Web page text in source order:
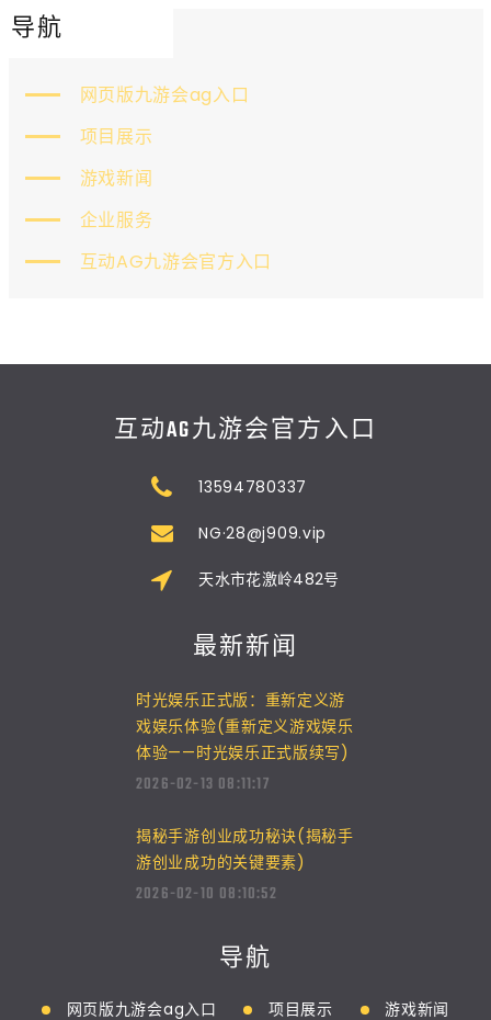
导航
网页版九游会ag入口
项目展示
游戏新闻
企业服务
互动AG九游会官方入口
互动AG九游会官方入口
13594780337
NG·28@j909.vip
天水市花激岭482号
最新新闻
时光娱乐正式版：重新定义游
戏娱乐体验(重新定义游戏娱乐
体验——时光娱乐正式版续写)
2026-02-13 08:11:17
揭秘手游创业成功秘诀(揭秘手
游创业成功的关键要素)
2026-02-10 08:10:52
导航
网页版九游会ag入口 项目展示 游戏新闻